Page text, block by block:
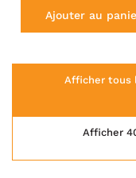
Ajouter au
Afficher tous
Afficher